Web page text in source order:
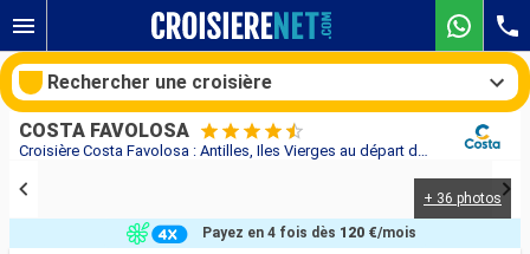
Croisière Costa Favolosa : Antilles, Iles Vierges au départ de Pointe à Pitre
COSTA FAVOLOSA
+ 36 photos
Payez en 4 fois dès 120 €/mois
Rechercher une croisière